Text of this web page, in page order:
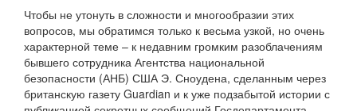
Чтобы не утонуть в сложности и многообразии этих
вопросов, мы обратимся только к весьма узкой, но очень
характерной теме – к недавним громким разоблачениям
бывшего сотрудника Агентства национальной
безопасности (АНБ) США Э. Сноудена, сделанным через
британскую газету Guardian и к уже подзабытой истории с